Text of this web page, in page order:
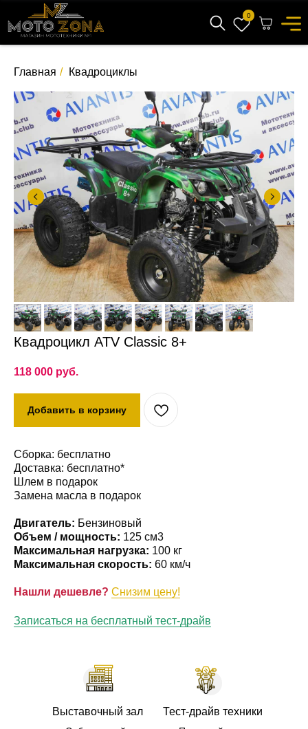
0
Главная / Квадроциклы
Квадроцикл ATV Classic 8+
118 000 руб.
Добавить в корзину
Сборка: бесплатно
Доставка: бесплатно*
Шлем в подарок
Замена масла в подарок
Двигатель: Бензиновый
Объем / мощность: 125 см3
Максимальная нагрузка: 100 кг
Максимальная скорость: 60 км/ч
Нашли дешевле? Снизим цену!
Записаться на бесплатный тест-драйв
Выставочный зал Тест-драйв техники